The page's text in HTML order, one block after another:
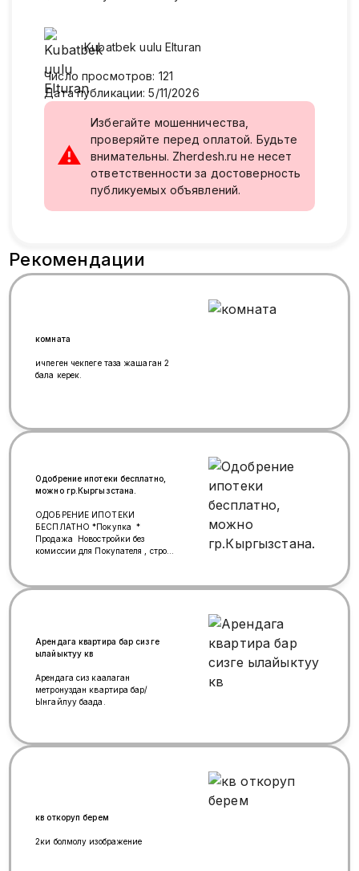
Kubatbek uulu Elturan
Число просмотров: 121
Дата публикации: 5/11/2026
⚠
Избегайте мошенничества,
проверяйте перед оплатой. Будьте
внимательны. Zherdesh.ru не несет
ответственности за достоверность
публикуемых объявлений.
Рекомендации
комната
ичпеген чекпеге таза жашаган 2
бала керек.
Одобрение ипотеки бесплатно,
можно гр.Кыргызстана.
ОДОБРЕНИЕ ИПОТЕКИ
БЕСПЛАТНО *Покупка *
Продажа Новостройки без
комиссии для Покупателя , строим
покупателя комиссия -0 рублей ,
еще и продажа. Недвижимость
ОАЭ , Турция , Таиланд.
Арендага квартира бар сизге
ылайыктуу кв
Арендага сиз каалаган
метронуздан квартира бар/
Ынгайлуу баада.
кв откоруп берем
2ки болмолу изображение